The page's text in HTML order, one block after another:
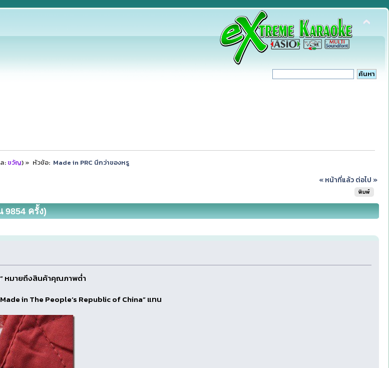
: ขวัญ) » หัวข้อ: Made in PRC นึกว่าของหรู
« หน้าที่แล้ว ต่อไป »
พิมพ์
ครั้ง)
หมายถึงสินค้าคุณภาพต่ำ
in The People’s Republic of China” แทน